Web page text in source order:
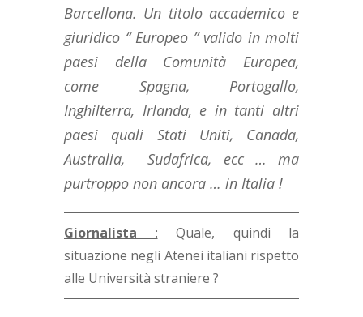
Barcellona. Un titolo accademico e
giuridico “ Europeo ” valido in molti
paesi della Comunità Europea,
come Spagna, Portogallo,
Inghilterra, Irlanda, e in tanti altri
paesi quali Stati Uniti, Canada,
Australia, Sudafrica, ecc … ma
purtroppo non ancora … in Italia !
Giornalista : Quale, quindi la
situazione negli Atenei italiani rispetto
alle Università straniere ?